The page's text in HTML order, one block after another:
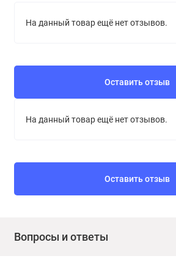
На данный товар ещё нет отзывов.
Оставить отзыв
На данный товар ещё нет отзывов.
Оставить отзыв
Вопросы и ответы